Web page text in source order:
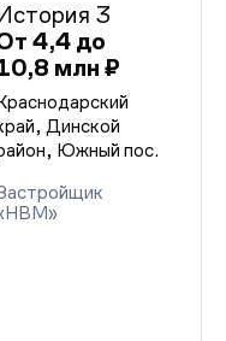
3
4,4 до
млн ₽
Динской
Южный пос.